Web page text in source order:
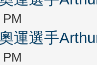
PM
運選手
PM